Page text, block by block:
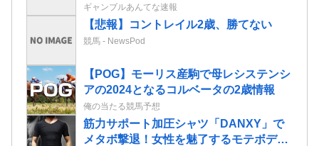
ギャンブルあんてな速報
【悲報】コントレイル2歳、勝てない
競馬 - NewsPod
【POG】モーリス産駒で母レシステンシ
アの2024となるコルベータの2歳情報
俺の当たる競馬予想
筋力サポート加圧シャツ「DANXY」で
メタボ撃退！女性を魅了するモテボディ